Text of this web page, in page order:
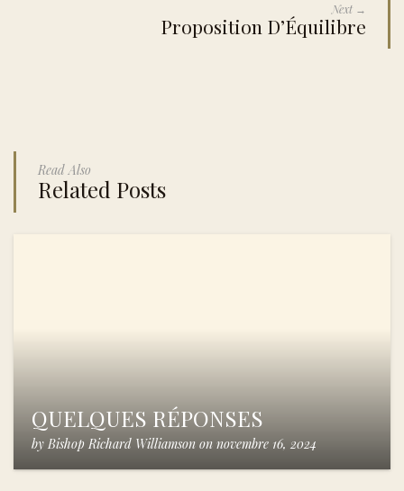
Next →
Proposition D’Équilibre
Read Also
Related Posts
QUELQUES RÉPONSES
by Bishop Richard Williamson on novembre 16, 2024